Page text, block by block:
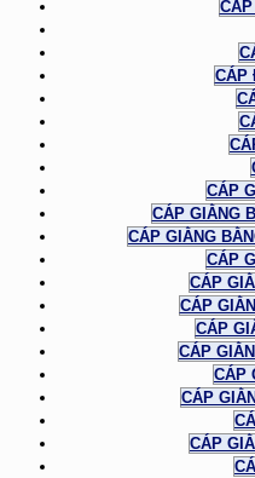
CÁP
CÁP
CÁP GIẰNG
CÁP GIẰNG
CÁP
CÁP
CÁP
CÁP
CÁP
CÁP
CÁP
CÁP